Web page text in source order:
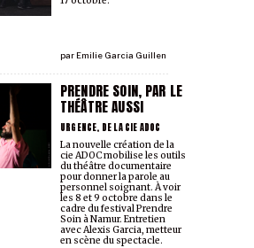
parEmilie Garcia Guillen
PRENDRE SOIN, PAR LE
THÉÂTRE AUSSI
URGENCE, DE LA CIE ADOC
La nouvelle création de la
cie ADOC mobilise les outils
du théâtre documentaire
pour donner la parole au
personnel soignant. À voir
les 8 et 9 octobre dans le
cadre du festival Prendre
Soin à Namur. Entretien
avec Alexis Garcia, metteur
en scène du spectacle.